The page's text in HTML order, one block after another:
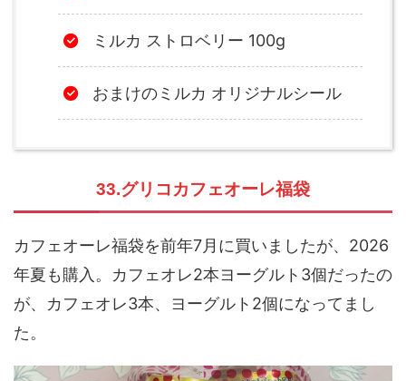
ミルカ ストロベリー 100g
おまけのミルカ オリジナルシール
33.グリコカフェオーレ福袋
カフェオーレ福袋を前年7月に買いましたが、2026
年夏も購入。カフェオレ2本ヨーグルト3個だったの
が、カフェオレ3本、ヨーグルト2個になってまし
た。